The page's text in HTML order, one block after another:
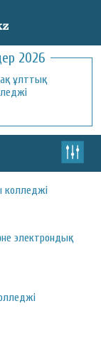
2026
ұлттық
колледжі
электрондық